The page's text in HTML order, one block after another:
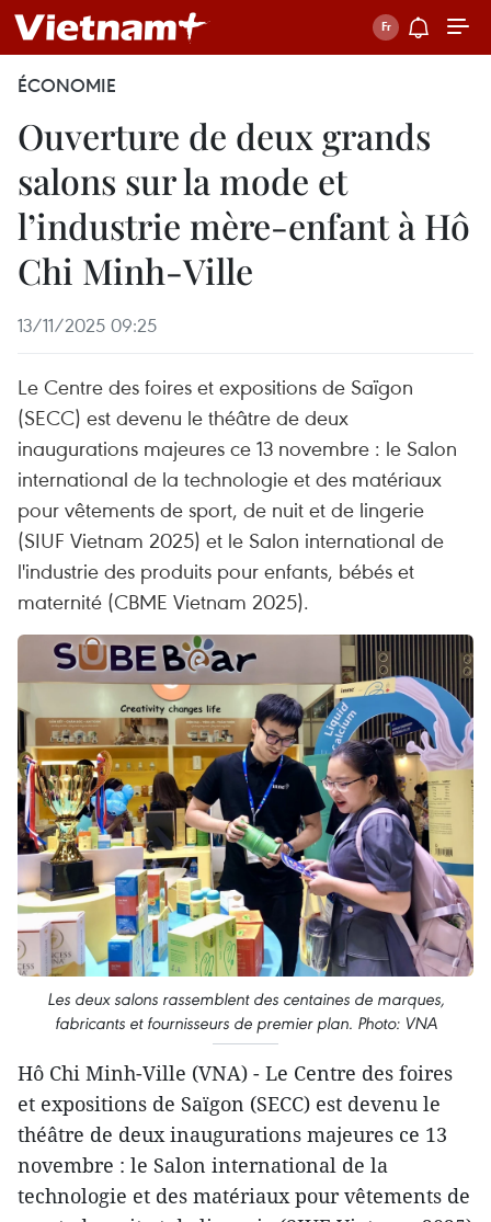
ÉCONOMIE
Ouverture de deux grands
salons sur la mode et
l’industrie mère-enfant à Hô
Chi Minh-Ville
13/11/2025 09:25
Le Centre des foires et expositions de Saïgon
(SECC) est devenu le théâtre de deux
inaugurations majeures ce 13 novembre : le Salon
international de la technologie et des matériaux
pour vêtements de sport, de nuit et de lingerie
(SIUF Vietnam 2025) et le Salon international de
l'industrie des produits pour enfants, bébés et
maternité (CBME Vietnam 2025).
Les deux salons rassemblent des centaines de marques,
fabricants et fournisseurs de premier plan. Photo: VNA
Hô Chi Minh-Ville (VNA) - Le Centre des foires
et expositions de Saïgon (SECC) est devenu le
théâtre de deux inaugurations majeures ce 13
novembre : le Salon international de la
technologie et des matériaux pour vêtements de